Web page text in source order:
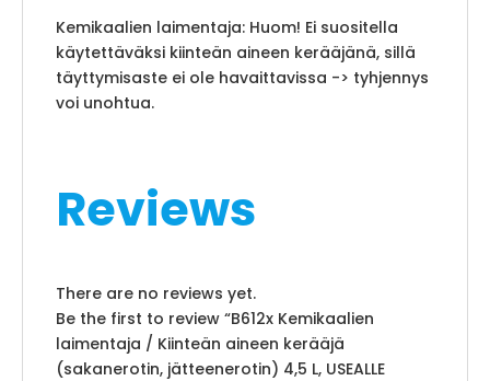
Kemikaalien laimentaja: Huom! Ei suositella
käytettäväksi kiinteän aineen kerääjänä, sillä
täyttymisaste ei ole havaittavissa -> tyhjennys
voi unohtua.
Reviews
There are no reviews yet.
Be the first to review “B612x Kemikaalien
laimentaja / Kiinteän aineen kerääjä
(sakanerotin, jätteenerotin) 4,5 L, USEALLE